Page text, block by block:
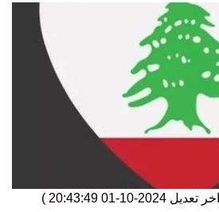
تعديل 2024-10-01 20:43:49
)